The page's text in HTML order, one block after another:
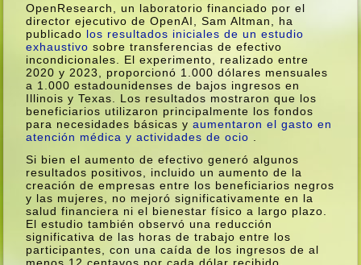
OpenResearch, un laboratorio financiado por el
director ejecutivo de OpenAI, Sam Altman, ha
publicado los resultados iniciales de un estudio
exhaustivo sobre transferencias de efectivo
incondicionales. El experimento, realizado entre
2020 y 2023, proporcionó 1.000 dólares mensuales
a 1.000 estadounidenses de bajos ingresos en
Illinois y Texas. Los resultados mostraron que los
beneficiarios utilizaron principalmente los fondos
para necesidades básicas yaumentaron el gasto en
atención médica y actividades de ocio
Si bien el aumento de efectivo generó algunos
resultados positivos, incluido un aumento de la
creación de empresas entre los beneficiarios negros
y las mujeres, no mejoró significativamente en la
salud financiera ni el bienestar fí­sico a largo plazo.
El estudio también observó una reducción
significativa de las horas de trabajo entre los
participantes, con una caí­da de los ingresos de al